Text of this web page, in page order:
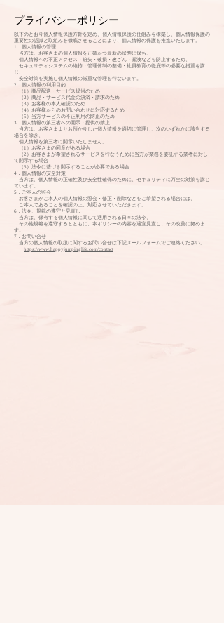
プライバシーポリシー
以下のとおり個人情報保護方針を定め、個人情報保護の仕組みを構築し、個人情報保護の
重要性の認識と取組みを徹底させることにより、個人情報の保護を推進いたします。
1．個人情報の管理
当方は、お客さまの個人情報を正確かつ最新の状態に保ち、
個人情報への不正アクセス・紛失・破損・改ざん・漏洩などを防止するため、
セキュリティシステムの維持・管理体制の整備・社員教育の徹底等の必要な措置を講
じ、
安全対策を実施し個人情報の厳重な管理を行ないます。
2．個人情報の利用目的
（1）商品配送・サービス提供のため
（2）商品・サービス代金の決済・請求のため
（3）お客様の本人確認のため
（4）お客様からのお問い合わせに対応するため
（5）当方サービスの不正利用の防止のため
3．個人情報の第三者への開示・提供の禁止
当方は、お客さまよりお預かりした個人情報を適切に管理し、次のいずれかに該当する
場合を除き、
個人情報を第三者に開示いたしません。
（1）お客さまの同意がある場合
（2）お客さまが希望されるサービスを行なうために当方が業務を委託する業者に対し
て開示する場合
（3）法令に基づき開示することが必要である場合
4．個人情報の安全対策
当方は、個人情報の正確性及び安全性確保のために、セキュリティに万全の対策を講じ
ています。
5．ご本人の照会
お客さまがご本人の個人情報の照会・修正・削除などをご希望される場合には、
ご本人であることを確認の上、対応させていただきます。
6．法令、規範の遵守と見直し
当方は、保有する個人情報に関して適用される日本の法令、
その他規範を遵守するとともに、本ポリシーの内容を適宜見直し、その改善に努めま
す。
7．お問い合せ
当方の個人情報の取扱に関するお問い合せは下記メールフォームでご連絡ください。
https://www.happyjumpinglife.com/contact